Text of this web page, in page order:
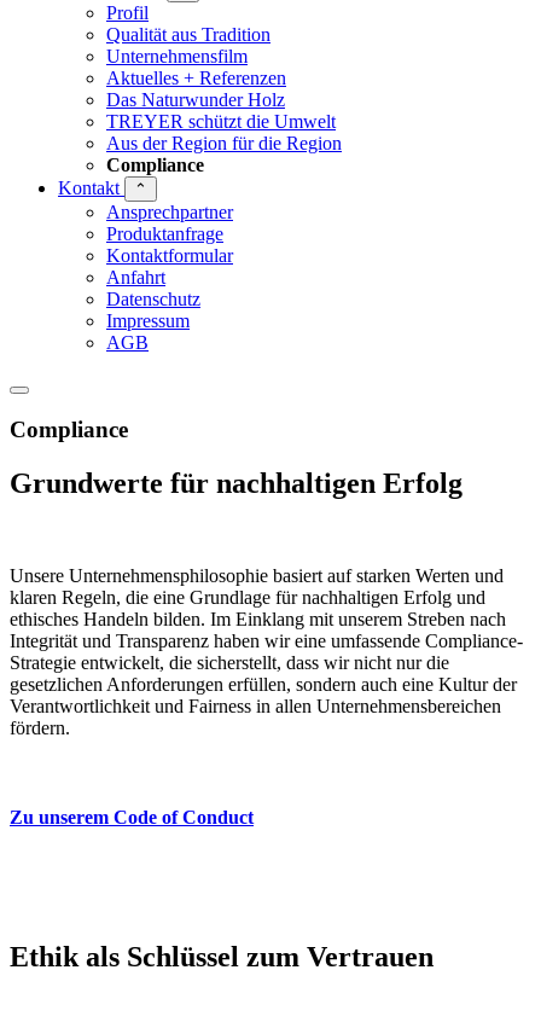
Profil
Qualität aus Tradition
Unternehmensfilm
Aktuelles + Referenzen
Das Naturwunder Holz
TREYER schützt die Umwelt
Aus der Region für die Region
Compliance
Kontakt
⌃
Ansprechpartner
Produktanfrage
Kontaktformular
Anfahrt
Datenschutz
Impressum
AGB
Compliance
Grundwerte für nachhaltigen Erfolg
Unsere Unternehmensphilosophie basiert auf starken Werten und
klaren Regeln, die eine Grundlage für nachhaltigen Erfolg und
ethisches Handeln bilden. Im Einklang mit unserem Streben nach
Integrität und Transparenz haben wir eine umfassende Compliance-
Strategie entwickelt, die sicherstellt, dass wir nicht nur die
gesetzlichen Anforderungen erfüllen, sondern auch eine Kultur der
Verantwortlichkeit und Fairness in allen Unternehmensbereichen
fördern.
Zu unserem Code of Conduct
Ethik als Schlüssel zum Vertrauen